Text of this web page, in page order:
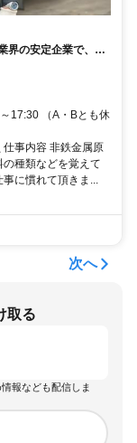
界の安定企業で、し
17:30 （A・Bとも休
事内容 非鉄金属原
種類などを覚えて
に慣れて頂きま...
次へ
取る
報なども配信しま